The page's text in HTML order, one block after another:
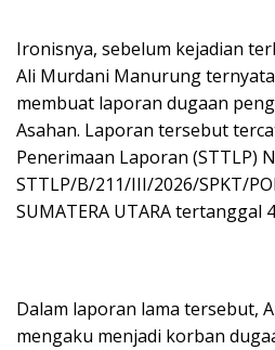
Ironisnya, sebelum kejadian
Ali Murdani Manurung
membuat laporan dugaan
Asahan. Laporan tersebut
Penerimaan Laporan (STTLP)
STTLP/B/211/III/2026/SPKT/
SUMATERA UTARA tertanggal
Dalam laporan lama tersebut,
mengaku menjadi korban